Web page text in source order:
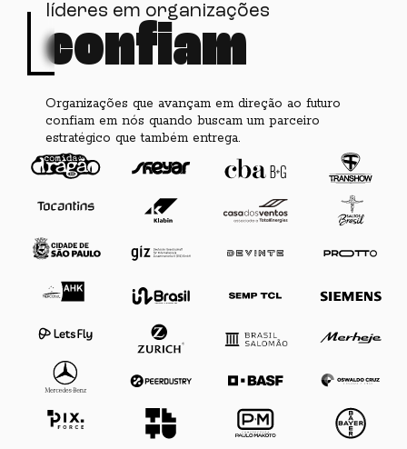
líderes em organizações
confiam
Organizações que avançam em direção ao futuro
confiam em nós quando buscam um parceiro
estratégico que também entrega.